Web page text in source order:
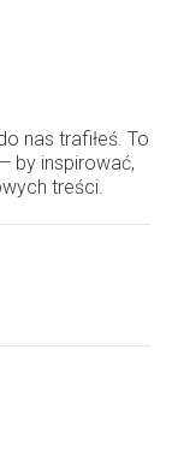
nas trafiłeś. To
by inspirować,
treści.